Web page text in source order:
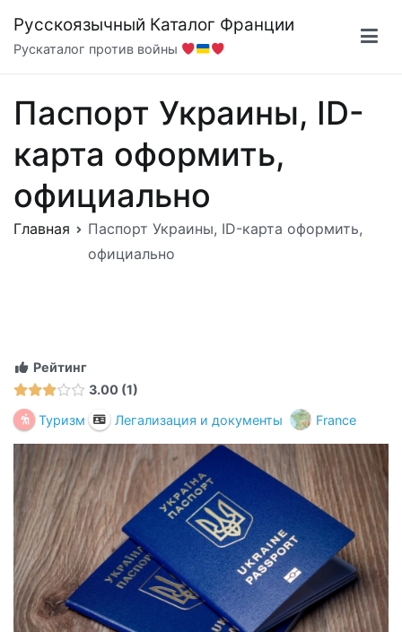
содержимому
Русскоязычный Каталог Франции
Рускаталог против войны
Паспорт Украины, ID-
карта оформить,
официально
Главная
Паспорт Украины, ID-карта оформить,
официально
Рейтинг
3.00 1
Туризм
Легализация и документы France